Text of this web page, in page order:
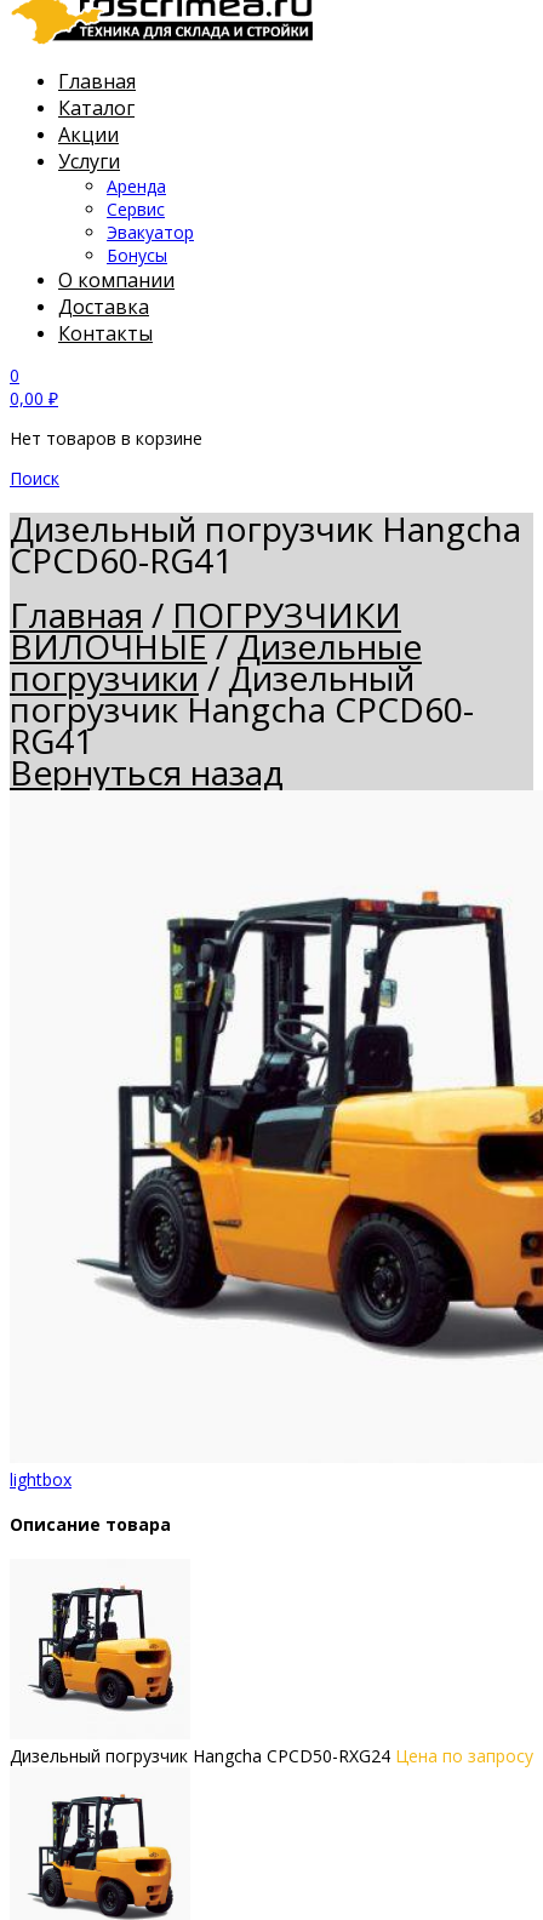
Главная
Каталог
Акции
Услуги
Аренда
Сервис
Эвакуатор
Бонусы
О компании
Доставка
Контакты
0
0,00 ₽
Нет товаров в корзине
Поиск
Дизельный погрузчик Hangcha
CPCD60-RG41
Главная / ПОГРУЗЧИКИ
ВИЛОЧНЫЕ/Дизельные
погрузчики/ Дизельный
погрузчик Hangcha CPCD60-
RG41
Вернуться назад
lightbox
Описание товара
Дизельный погрузчик Hangcha CPCD50-RXG24 Цена по запросу